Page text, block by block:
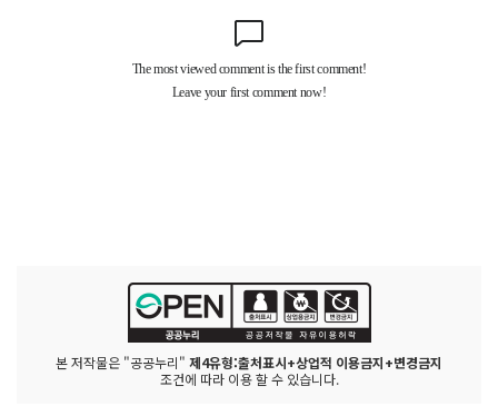
본 저작물은 "공공누리" 제4유형:출처표시+상업적 이용금지+변경금지
조건에 따라 이용 할 수 있습니다.